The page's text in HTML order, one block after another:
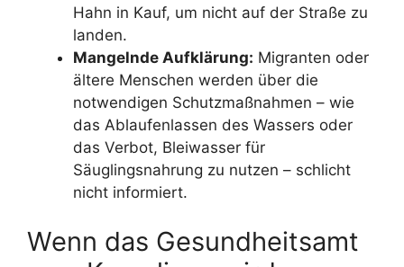
Hahn in Kauf, um nicht auf der Straße zu
landen.
Mangelnde Aufklärung: Migranten oder
ältere Menschen werden über die
notwendigen Schutzmaßnahmen – wie
das Ablaufenlassen des Wassers oder
das Verbot, Bleiwasser für
Säuglingsnahrung zu nutzen – schlicht
nicht informiert.
Wenn das Gesundheitsamt